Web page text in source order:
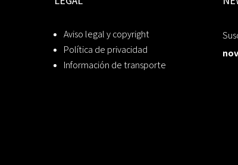
Aviso legal y copyright
Política de privacidad
Información de transporte